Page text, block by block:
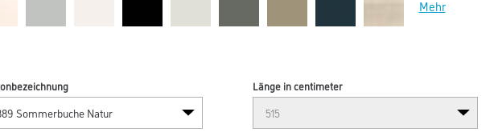
Mehr
Länge in centimeter